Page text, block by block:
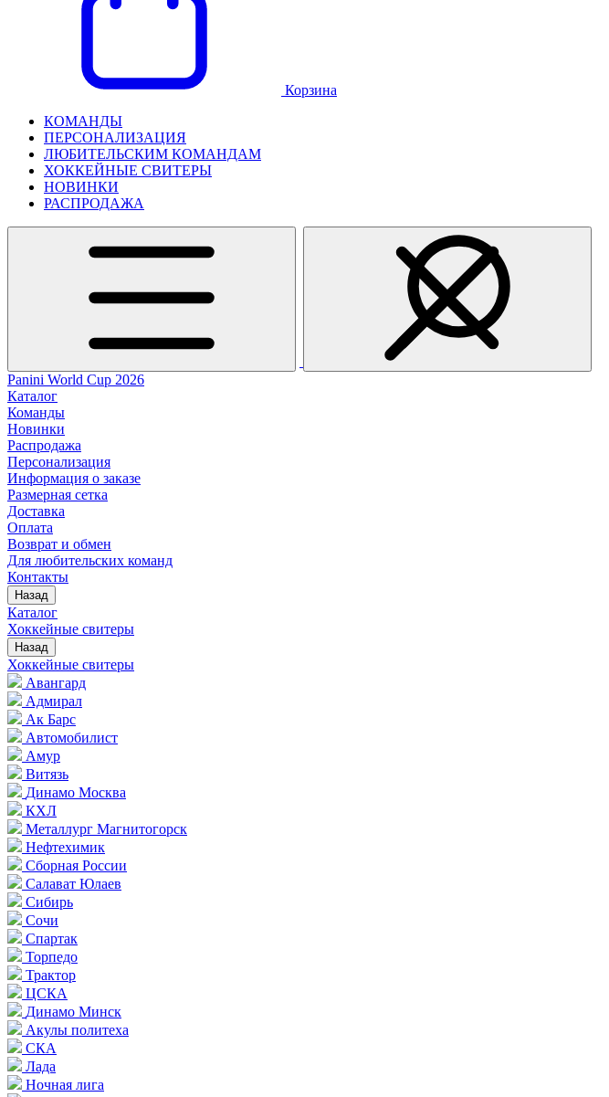
Корзина
КОМАНДЫ
ПЕРСОНАЛИЗАЦИЯ
ЛЮБИТЕЛЬСКИМ КОМАНДАМ
ХОККЕЙНЫЕ СВИТЕРЫ
НОВИНКИ
РАСПРОДАЖА
Panini World Cup 2026
Каталог
Команды
Новинки
Распродажа
Персонализация
Информация о заказе
Размерная сетка
Доставка
Оплата
Возврат и обмен
Для любительских команд
Контакты
Назад
Каталог
Хоккейные свитеры
Назад
Хоккейные свитеры
Авангард
Адмирал
Ак Барс
Автомобилист
Амур
Витязь
Динамо Москва
КХЛ
Металлург Магнитогорск
Нефтехимик
Сборная России
Салават Юлаев
Сибирь
Сочи
Спартак
Торпедо
Трактор
ЦСКА
Динамо Минск
Акулы политеха
СКА
Лада
Ночная лига